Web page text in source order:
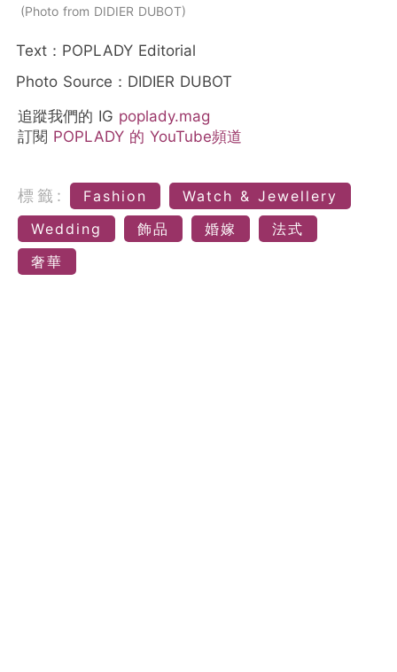
Photo from DIDIER DUBOT
Text：POPLADY Editorial
Photo Source：DIDIER DUBOT
追蹤我們的 IG poplady.mag
訂閱 POPLADY 的 YouTube頻道
標籤: Fashion
Watch & Jewellery
Wedding
飾品 婚嫁
法式
奢華